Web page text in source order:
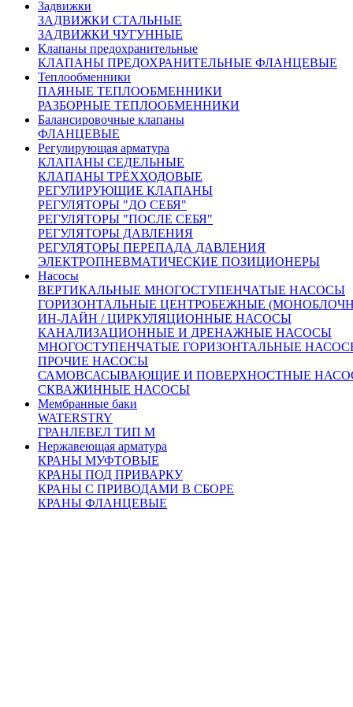
Задвижки
ЗАДВИЖКИ СТАЛЬНЫЕ
ЗАДВИЖКИ ЧУГУННЫЕ
Клапаны предохранительные
КЛАПАНЫ ПРЕДОХРАНИТЕЛЬНЫЕ ФЛАНЦЕВЫЕ
Теплообменники
ПАЯНЫЕ ТЕПЛООБМЕННИКИ
РАЗБОРНЫЕ ТЕПЛООБМЕННИКИ
Балансировочные клапаны
ФЛАНЦЕВЫЕ
Регулирующая арматура
КЛАПАНЫ СЕДЕЛЬНЫЕ
КЛАПАНЫ ТРЁХХОДОВЫЕ
РЕГУЛИРУЮЩИЕ КЛАПАНЫ
РЕГУЛЯТОРЫ "ДО СЕБЯ"
РЕГУЛЯТОРЫ "ПОСЛЕ СЕБЯ"
РЕГУЛЯТОРЫ ДАВЛЕНИЯ
РЕГУЛЯТОРЫ ПЕРЕПАДА ДАВЛЕНИЯ
ЭЛЕКТРОПНЕВМАТИЧЕСКИЕ ПОЗИЦИОНЕРЫ
Насосы
ВЕРТИКАЛЬНЫЕ МНОГОСТУПЕНЧАТЫЕ НАСОСЫ
ГОРИЗОНТАЛЬНЫЕ ЦЕНТРОБЕЖНЫЕ
ИН-ЛАЙН / ЦИРКУЛЯЦИОННЫЕ НАСОСЫ
КАНАЛИЗАЦИОННЫЕ И ДРЕНАЖНЫЕ НАСОСЫ
МНОГОСТУПЕНЧАТЫЕ ГОРИЗОНТАЛЬНЫЕ
ПРОЧИЕ НАСОСЫ
САМОВСАСЫВАЮЩИЕ И ПОВЕРХНОСТНЫЕ
СКВАЖИННЫЕ НАСОСЫ
Мембранные баки
WATERSTRY
ГРАНЛЕВЕЛ ТИП М
Нержавеющая арматура
КРАНЫ МУФТОВЫЕ
КРАНЫ ПОД ПРИВАРКУ
КРАНЫ С ПРИВОДАМИ В СБОРЕ
КРАНЫ ФЛАНЦЕВЫЕ
По Москве и области:
Бесплатная доставка при заказе от 50000 рублей в пределах
МКАД
Бесплатная доставка до пункта приема/выдачи транспортной
компании
Доставка по Москве и области от 2000 рублей
Курьерская – наш менеджер оформит Вам доставку товара
курьером.После комплектации заказа на складе, Курьерская
служба свяжется с вами и уточнит детали доставки.
По России:
С помощью крупнейших транспортных компаний мы
доставим ваш груз в любую точку России.
Сроки доставки:
Все вопросы по доставке вы можете задать нашим
менеджерам
Москва и Московская область 3 рабочих дня
Доставка в другие регионы России рассчитывается
индивидуально, с учетом удаленности и ваших пожеланий
Похожие товары: